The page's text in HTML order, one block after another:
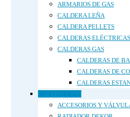
ARMARIOS DE GAS
CALDERA LEÑA
CALDERA PELLETS
CALDERAS ELÉCTRICAS
CALDERAS GAS
CALDERAS DE
CALDERAS DE
CALDERAS
CALEFACCIÓN
ACCESORIOS Y